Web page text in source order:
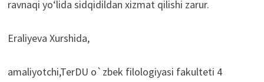
ravnaqi yo‘lida sidqidildan xizmat qilishi zarur.
Eraliyeva Xurshida,
amaliyotchi,TerDU o`zbek filologiyasi fakulteti 4